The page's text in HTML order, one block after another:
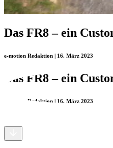
Das FR8 – ein
e-motion Redaktion | 16. März 2023
Das FR8 – ein
e-motion Redaktion | 16. März 2023